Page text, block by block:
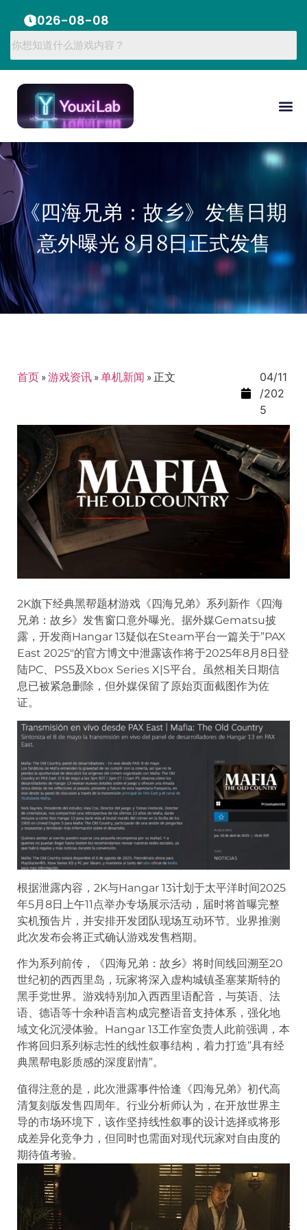
2026-08-08
《四海兄弟：故乡》发售日期
意外曝光 8月8日正式发售
首页 »游戏资讯 »单机新闻 » 正文
04/11
/202
5
2K旗下经典黑帮题材游戏《四海兄弟》系列新作《四海
兄弟：故乡》发售窗口意外曝光。据外媒Gematsu披
露，开发商Hangar 13疑似在Steam平台一篇关于”PAX
East 2025″的官方博文中泄露该作将于2025年8月8日登
陆PC、PS5及Xbox Series X|S平台。虽然相关日期信
息已被紧急删除，但外媒保留了原始页面截图作为佐
证。
根据泄露内容，2K与Hangar 13计划于太平洋时间2025
年5月8日上午11点举办专场展示活动，届时将首曝完整
实机预告片，并安排开发团队现场互动环节。业界推测
此次发布会将正式确认游戏发售档期。
作为系列前传，《四海兄弟：故乡》将时间线回溯至20
世纪初的西西里岛，玩家将深入虚构城镇圣塞莱斯特的
黑手党世界。游戏特别加入西西里语配音，与英语、法
语、德语等十余种语言构成完整语音支持体系，强化地
域文化沉浸体验。Hangar 13工作室负责人此前强调，本
作将回归系列标志性的线性叙事结构，着力打造”具有经
典黑帮电影质感的深度剧情”。
值得注意的是，此次泄露事件恰逢《四海兄弟》初代高
清复刻版发售四周年。行业分析师认为，在开放世界主
导的市场环境下，该作坚持线性叙事的设计选择或将形
成差异化竞争力，但同时也需面对现代玩家对自由度的
期待值考验。